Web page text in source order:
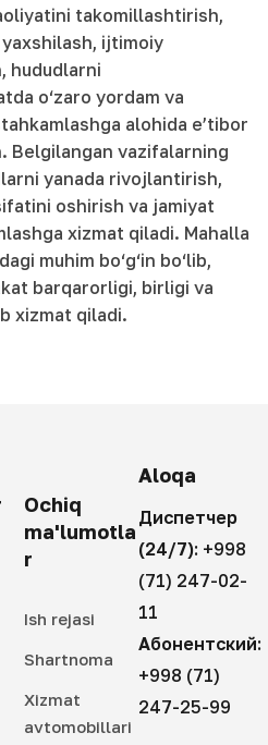
takomillashtirish,
ijtimoiy
hududlarni
o‘zaro yordam va
alohida e’tibor
Belgilangan vazifalarning
yanada rivojlantirish,
oshirish va jamiyat
xizmat qiladi. Mahalla
muhim bo‘g‘in bo‘lib,
barqarorligi, birligi va
xizmat qiladi.
Ochiq
ma'lumotla
r
Ish rejasi
Shartnoma
Xizmat
avtomobillari
Aloqa
Диспетчер
(24/7): +998
(71) 247-02-
11
Абонентский:
+998 (71)
247-25-99